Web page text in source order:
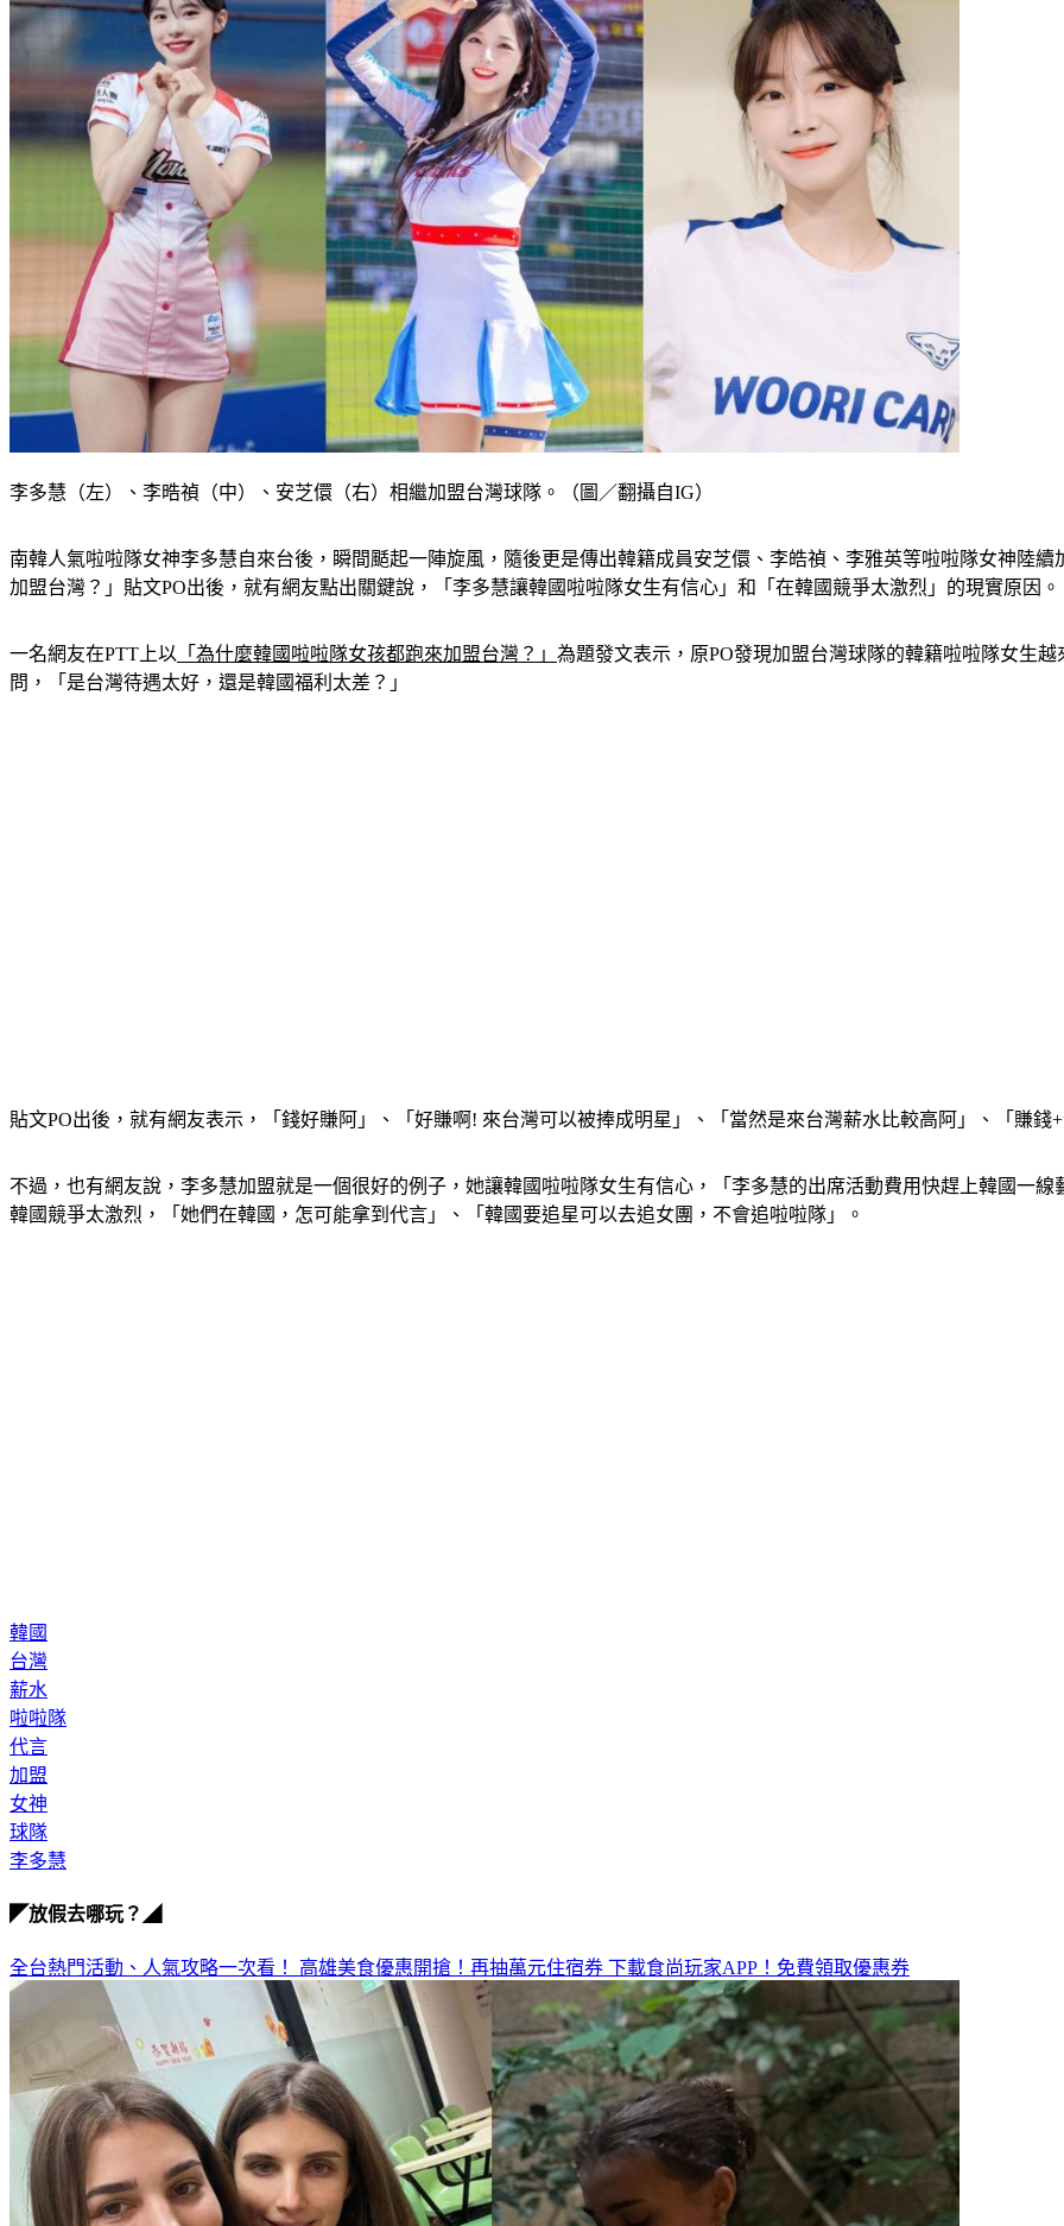
李多慧（左）、李晧禎（中）、安芝儇（右）相繼加盟台灣球隊。（圖／翻攝自IG）
南韓人氣啦啦隊女神李多慧自來台後，瞬間颳起一陣旋風，隨後更是傳出韓籍成員安芝儇、李皓禎、李雅英等啦啦隊女神陸
加盟台灣？」貼文PO出後，就有網友點出關鍵說，「李多慧讓韓國啦啦隊女生有信心」和「在韓國競爭太激烈」的現實原因。
一名網友在PTT上以 「為什麼韓國啦啦隊女孩都跑來加盟台灣？」 為題發文表示，原PO發現加盟台灣球隊的韓籍啦啦隊女生
問，「是台灣待遇太好，還是韓國福利太差？」
貼文PO出後，就有網友表示，「錢好賺阿」、「好賺啊! 來台灣可以被捧成明星」、「當然是來台灣薪水比較高阿」、「賺錢
不過，也有網友說，李多慧加盟就是一個很好的例子，她讓韓國啦啦隊女生有信心，「李多慧的出席活動費用快趕上韓國一
韓國競爭太激烈，「她們在韓國，怎可能拿到代言」、「韓國要追星可以去追女團，不會追啦啦隊」。
韓國
台灣
薪水
啦啦隊
代言
加盟
女神
球隊
李多慧
◤放假去哪玩？◢
全台熱門活動、人氣攻略一次看！ 高雄美食優惠開搶！再抽萬元住宿券 下載食尚玩家APP！免費領取優惠券